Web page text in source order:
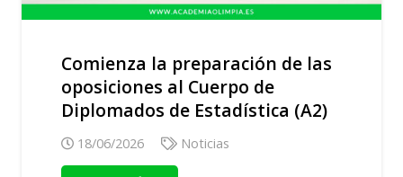
Comienza la preparación de las
oposiciones al Cuerpo de
Diplomados de Estadística (A2)
18/06/2026 Noticias